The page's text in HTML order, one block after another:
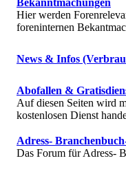
Hier werden
foreninternen
News & Infos
Abofallen &
Auf diesen Seiten wird
kostenlosen Dienst
Adress-
Das Forum für Adress-